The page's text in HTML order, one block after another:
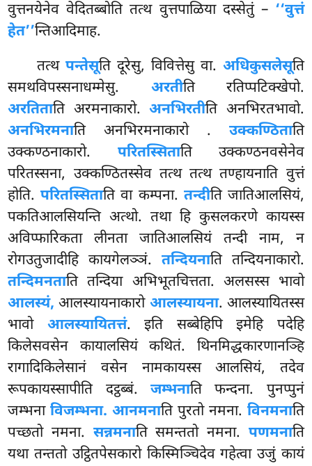
वुत्तनयेनेव वेदितब्बोति तत्थ वुत्तपाळिया दस्सेतुं – ‘‘वुत्तं
हेत’’न्तिआदिमाह.
तत्थ पन्तेसूति दूरेसु, विवित्तेसु वा. अधिकुसलेसूति
समथविपस्सनाधम्मेसु. अरतीति रतिप्पटिक्खेपो.
अरतिताति अरमनाकारो.अनभिरतीति अनभिरतभावो.
अनभिरमनाति अनभिरमनाकारो . उक्कण्ठिताति
उक्कण्ठनाकारो. परितस्सिताति उक्कण्ठनवसेनेव
परितस्सना, उक्कण्ठितस्सेव तत्थ तत्थ तण्हायनाति वुत्तं
होति.परितस्सिताति वा कम्पना. तन्दीति जातिआलसियं,
पकतिआलसियन्ति अत्थो. तथा हि कुसलकरणे कायस्स
अविप्फारिकता लीनता जातिआलसियं तन्दी नाम, न
रोगउतुजादीहि कायगेलञ्ञं. तन्दियनाति तन्दियनाकारो.
तन्दिमनताति तन्दिया अभिभूतचित्तता. अलसस्स भावो
आलस्यं, आलस्यायनाकारो आलस्यायना. आलस्यायितस्स
भावो आलस्यायितत्तं. इति सब्बेहिपि इमेहि पदेहि
किलेसवसेन कायालसियं कथितं. थिनमिद्धकारणानञ्हि
रागादिकिलेसानं वसेन नामकायस्स आलसियं, तदेव
रूपकायस्सापीति दट्ठब्बं. जम्भनाति फन्दना. पुनप्पुनं
जम्भनाविजम्भना. आनमनाति पुरतो नमना. विनमनाति
पच्छतो नमना. सन्नमनाति समन्ततो नमना. पणमनाति
यथा तन्ततो उट्ठितपेसकारो किस्मिञ्चिदेव गहेत्वा उजुं कायं